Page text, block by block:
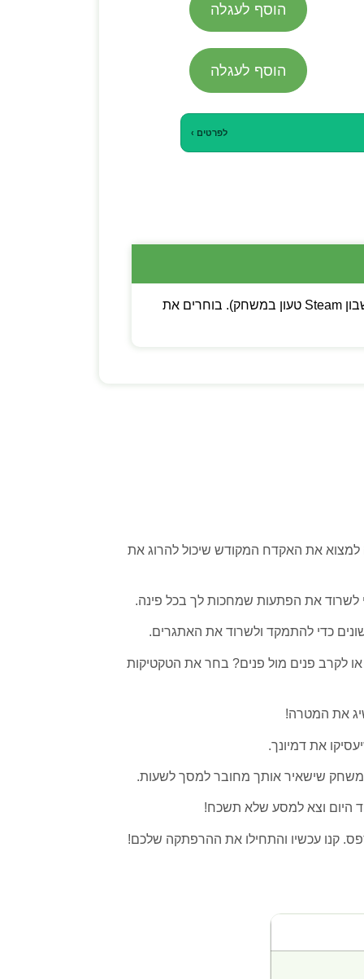
הוסף לעגלה
הוסף לעגלה
לפרטים ›
💡 שימו לב: ניתן לבחור בין קוד דיגיטלי (מפתח Steam להפעלה עצמית) לבין משתמש חדש (חשבון Steam טעון במשחק). בוחרים את
למצוא את האקדח המקודש שיכול להרוג את
לשרוד את הפתעות שמחכות לך בכל פינה.
כדי להתמקד ולשרוד את האתגרים.
לקרב פנים מול פנים? בחר את הטקטיקות
את המטרה!
את דמיונך.
שישאיר אותך מחובר למסך לשעות.
היום וצא למסע שלא תשכח!
קנו עכשיו והתחילו את ההרפתקה שלכם!